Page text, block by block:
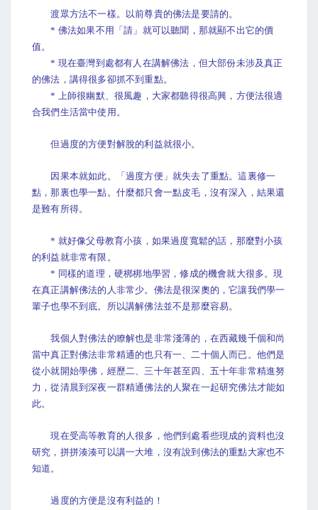
渡眾方法不一樣。以前尊貴的佛法是要請的。
* 佛法如果不用「請」就可以聽聞，那就顯不出它的價
值。
* 現在臺灣到處都有人在講解佛法，但大部份未涉及真正
的佛法，講得很多卻抓不到重點。
* 上師很幽默、很風趣，大家都聽得很高興，方便法很適
合我們生活當中使用。
但過度的方便對解脫的利益就很小。
因果本就如此。「過度方便」就失去了重點。這裏修一
點，那裏也學一點。什麼都只會一點皮毛，沒有深入，結果還
是難有所得。
* 就好像父母教育小孩，如果過度寬鬆的話，那麼對小孩
的利益就非常有限。
* 同樣的道理，硬梆梆地學習，修成的機會就大很多。現
在真正講解佛法的人非常少。佛法是很深奧的，它讓我們學一
輩子也學不到底。所以講解佛法並不是那麼容易。
我個人對佛法的瞭解也是非常淺薄的，在西藏幾千個和尚
當中真正對佛法非常精通的也只有一、二十個人而已。他們是
從小就開始學佛，經歷二、三十年甚至四、五十年非常精進努
力，從清晨到深夜一群精通佛法的人聚在一起研究佛法才能如
此。
現在受高等教育的人很多，他們到處看些現成的資料也沒
研究，拼拼湊湊可以講一大堆，沒有說到佛法的重點大家也不
知道。
過度的方便是沒有利益的！